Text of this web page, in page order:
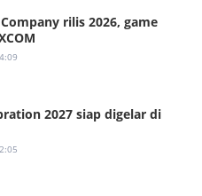
rilis 2026, game
2027 siap digelar di